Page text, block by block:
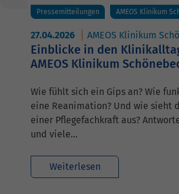
Pressemitteilungen AMEOS Klinikum
27.04.2026 AMEOS Klinikum
Einblicke in den
AMEOS Klinikum
Wie fühlt sich ein Gips an? Wie
eine Reanimation? Und wie sieht
einer Pflegefachkraft aus?
und viele…
Weiterlesen